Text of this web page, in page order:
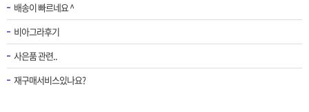
배송이 빠르네요 ^
비아그라후기
사은품 관련..
재구매서비스있나요?